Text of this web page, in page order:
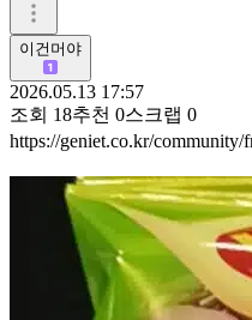
이건머야
2026.05.13 17:57
조회 18추천 0스크랩 0
https://geniet.co.kr/community/